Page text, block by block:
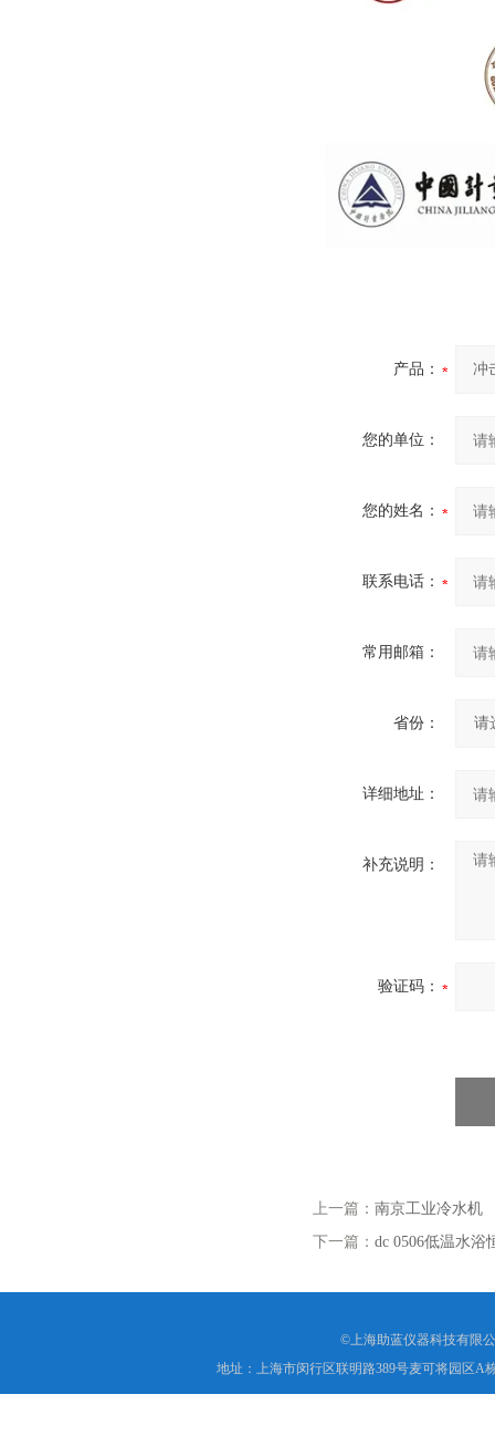
产品：
您的单位：
您的姓名：
联系电话：
常用邮箱：
省份：
详细地址：
补充说明：
验证码：
上一篇： 南京工业冷水机
下一篇： dc 0506低温水浴
©上海助蓝仪器科技有限
地址：上海市闵行区联明路389号麦可将园区A